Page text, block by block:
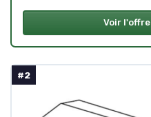
Voir l'offre
#2